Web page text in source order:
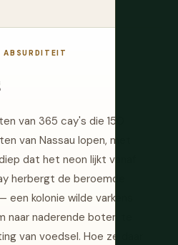
ABSURDITEIT
van 365 cay's die 150
van Nassau lopen, met
dat het neon lijkt vanaf
herbergt de beroemde
kolonie wilde varkens
naar naderende boten te
van voedsel. Hoe ze daar